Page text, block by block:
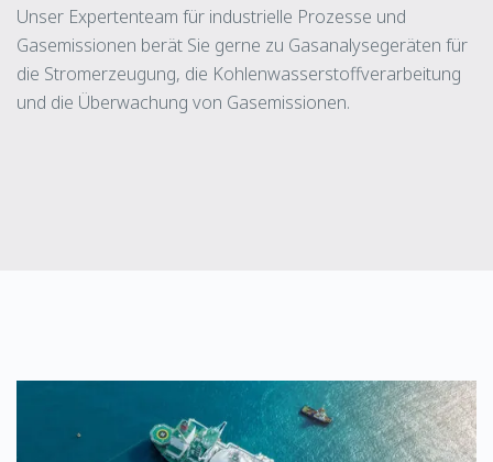
Unser Expertenteam für industrielle Prozesse und
Gasemissionen berät Sie gerne zu Gasanalysegeräten für
die Stromerzeugung, die Kohlenwasserstoffverarbeitung
und die Überwachung von Gasemissionen.